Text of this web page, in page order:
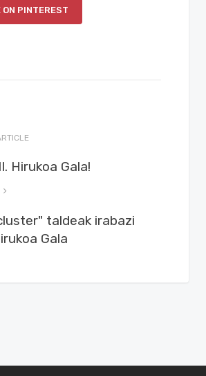
ON PINTEREST
Hirukoa Gala!
taldeak irabazi
Gala